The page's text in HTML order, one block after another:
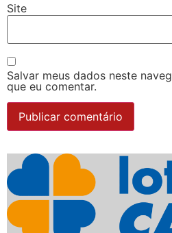
Site
Salvar meus dados neste
que eu comentar.